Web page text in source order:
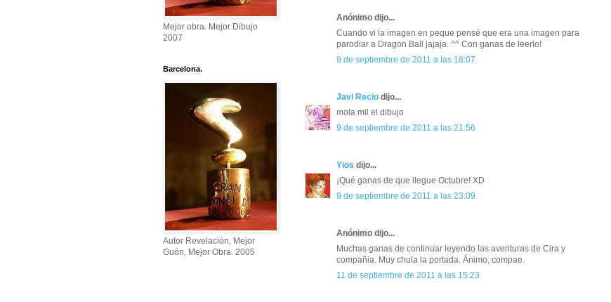
Anónimo dijo...
Cuando vi la imagen en peque pensé que era una imagen para
parodiar a Dragon Ball jajaja. ^^ Con ganas de leerlo!
9 de septiembre de 2011 a las 18:07
Javi Recio dijo...
mola mil el dibujo
9 de septiembre de 2011 a las 21:56
Yios dijo...
¡Qué ganas de que llegue Octubre! XD
9 de septiembre de 2011 a las 23:09
Anónimo dijo...
Muchas ganas de continuar leyendo las aventuras de Cira y
compañia. Muy chula la portada. Ánimo, compae.
11 de septiembre de 2011 a las 15:23
Mejor obra. Mejor Dibujo
2007
Barcelona.
Autor Revelación, Mejor
Guón, Mejor Obra. 2005